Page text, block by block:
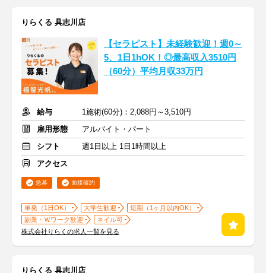
りらくる 具志川店
【セラピスト】未経験歓迎！週0～
5、1日1hOK！◎最高収入3510円
（60分）平均月収33万円
給与
1施術(60分)：2,088円～3,510円
雇用形態
アルバイト・パート
シフト
週1日以上 1日1時間以上
アクセス
急募 面接確約
単発（1日OK） 大学生歓迎
短期（1ヶ月以内OK）
副業・Ｗワーク歓迎
ネイル可
株式会社りらくの求人一覧を見る
りらくる 具志川店